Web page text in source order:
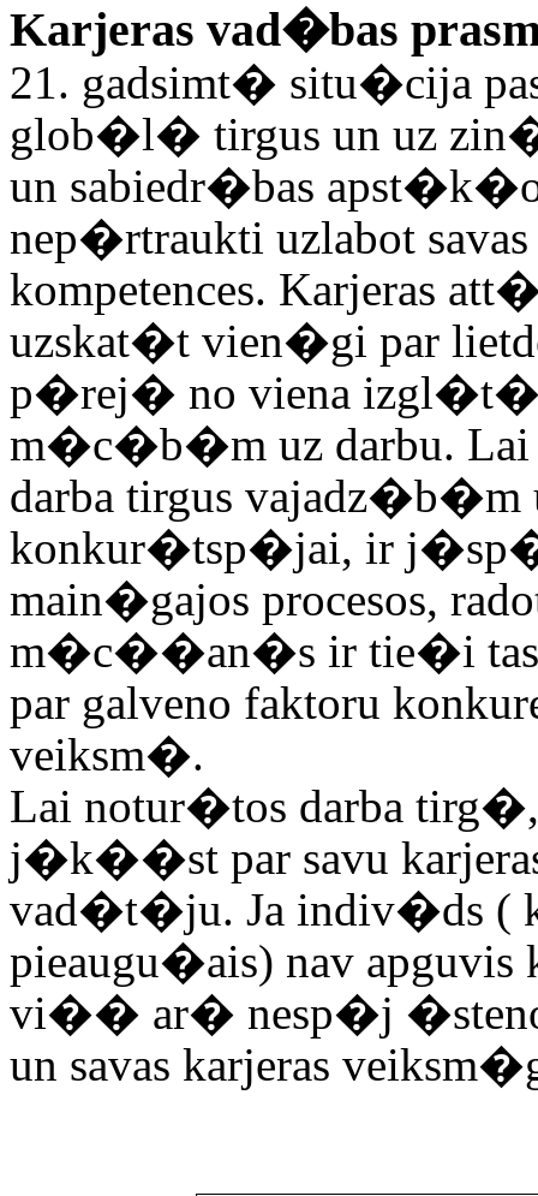
Karjeras vad�bas
21. gadsimt� situ�cija
glob�l� tirgus un uz
un sabiedr�bas
nep�rtraukti uzlabot
kompetences. Karjeras
uzskat�t vien�gi par
p�rej� no viena
m�c�b�m uz darbu.
darba tirgus
konkur�tsp�jai, ir
main�gajos procesos,
m�c��an�s ir tie�i
par galveno faktoru
veiksm�.
Lai notur�tos darba
j�k��st par savu karjeras
vad�t�ju. Ja indiv�ds (
pieaugu�ais) nav apguvis
vi�� ar� nesp�j
un savas karjeras